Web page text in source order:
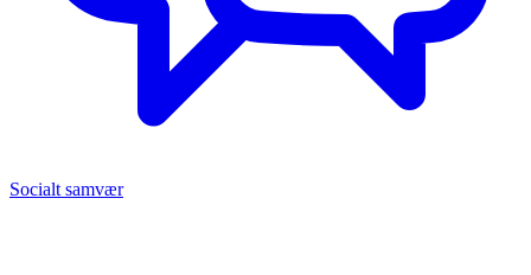
Socialt samvær